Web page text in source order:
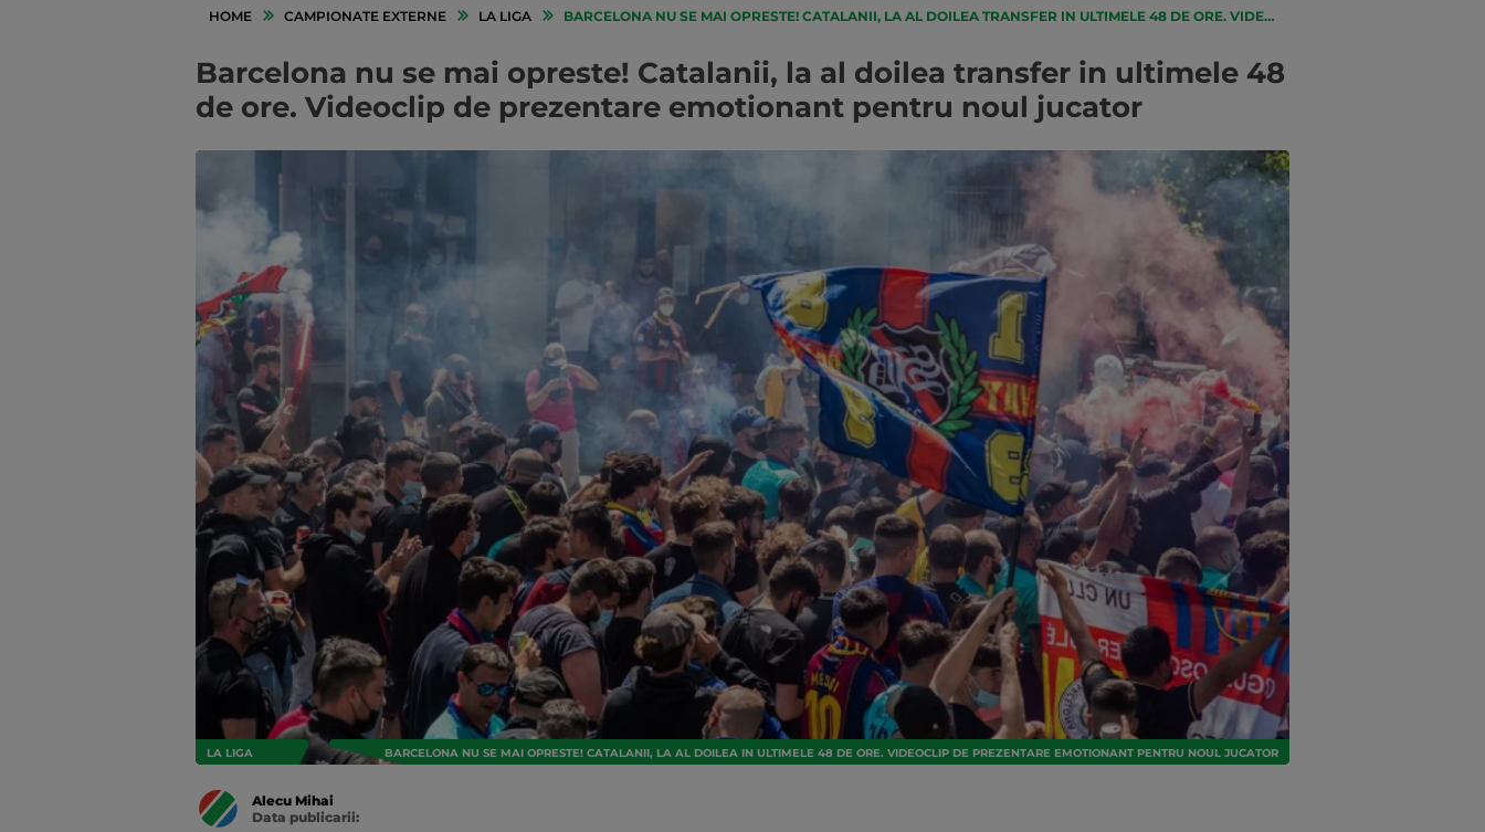
HOME CAMPIONATE EXTERNE LA LIGA BARCELONA NU SE MAI OPRESTE! CATALANII, LA AL DOILEA TRANSFER IN ULTIMELE 48 DE ORE. VIDEOCLIP DE PREZENTARE EMOTIONANT PENTRU NOUL JUCATOR
Barcelona nu se mai opreste! Catalanii, la al doilea transfer in ultimele 48
de ore. Videoclip de prezentare emotionant pentru noul jucator
LA LIGA BARCELONA NU SE MAI OPRESTE! CATALANII, LA AL DOILEA IN ULTIMELE 48 DE ORE. VIDEOCLIP DE PREZENTARE EMOTIONANT PENTRU NOUL JUCATOR
Alecu Mihai
Data publicarii: